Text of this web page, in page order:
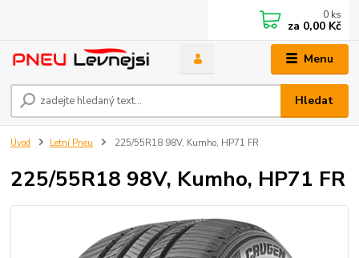
Menu
Hledat
0 ks
za 0,00 Kč
Úvod Letní Pneu 225/55R18 98V, Kumho, HP71 FR
225/55R18 98V, Kumho, HP71 FR